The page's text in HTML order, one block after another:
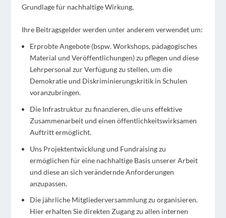
Grundlage für nachhaltige Wirkung.
Ihre Beitragsgelder werden unter anderem verwendet um:
Erprobte Angebote (bspw. Workshops, pädagogisches
Material und Veröffentlichungen) zu pflegen und diese
Lehrpersonal zur Verfügung zu stellen, um die
Demokratie und Diskriminierungskritik in Schulen
voranzubringen.
Die Infrastruktur zu finanzieren, die uns effektive
Zusammenarbeit und einen öffentlichkeitswirksamen
Auftritt ermöglicht.
Uns Projektentwicklung und Fundraising zu
ermöglichen für eine nachhaltige Basis unserer Arbeit
und diese an sich verändernde Anforderungen
anzupassen.
Die jährliche Mitgliederversammlung zu organisieren.
Hier erhalten Sie direkten Zugang zu allen internen